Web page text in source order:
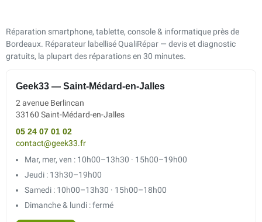
Réparation smartphone, tablette, console & informatique près de
Bordeaux. Réparateur labellisé QualiRépar — devis et diagnostic
gratuits, la plupart des réparations en 30 minutes.
Geek33 — Saint-Médard-en-Jalles
2 avenue Berlincan
33160 Saint-Médard-en-Jalles
05 24 07 01 02
contact@geek33.fr
Mar, mer, ven : 10h00–13h30 · 15h00–19h00
Jeudi : 13h30–19h00
Samedi : 10h00–13h30 · 15h00–18h00
Dimanche & lundi : fermé